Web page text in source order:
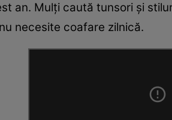
an. Mulți caută tunsori și
necesite coafare zilnică.